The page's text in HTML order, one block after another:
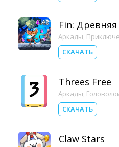
Fin:
Аркады,
СКАЧАТЬ
Threes Free
Аркады,
СКАЧАТЬ
Claw Stars